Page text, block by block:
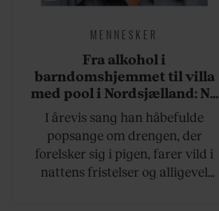
MENNESKER
Fra alkohol i
barndomshjemmet til villa
med pool i Nordsjælland: Nu
skal du høre sandheden om
Rasmus Seebach
I årevis sang han håbefulde
popsange om drengen, der
forelsker sig i pigen, farer vild i
nattens fristelser og alligevel